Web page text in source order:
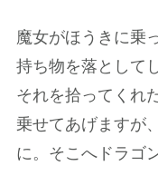
魔女がほうきに乗
持ち物を落として
それを拾ってくれ
乗せてあげますが
に。そこへドラゴ